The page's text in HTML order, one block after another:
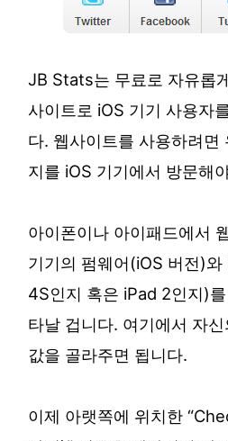
JB Stats는 무료로 자유롭
사이트로 iOS 기기 사용자
다. 웹사이트를 사용하려면
지를 iOS 기기에서 방문해
아이폰이나 아이패드에서
기기의 펌웨어(iOS 버전)
4S인지 혹은 iPad 2인지)
타날 겁니다. 여기에서 자
값을 골라주면 됩니다.
이제 아랫쪽에 위치한